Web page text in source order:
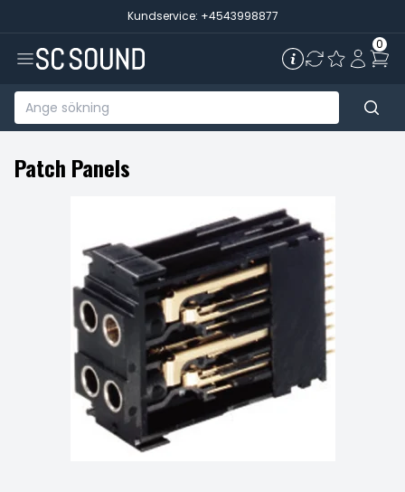
Kundservice: +4543998877
0
Patch Panels